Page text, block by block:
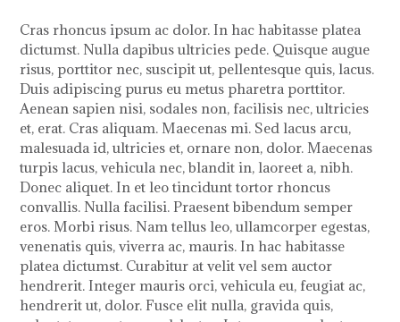
Cras rhoncus ipsum ac dolor. In hac habitasse platea
dictumst. Nulla dapibus ultricies pede. Quisque augue
risus, porttitor nec, suscipit ut, pellentesque quis, lacus.
Duis adipiscing purus eu metus pharetra porttitor.
Aenean sapien nisi, sodales non, facilisis nec, ultricies
et, erat. Cras aliquam. Maecenas mi. Sed lacus arcu,
malesuada id, ultricies et, ornare non, dolor. Maecenas
turpis lacus, vehicula nec, blandit in, laoreet a, nibh.
Donec aliquet. In et leo tincidunt tortor rhoncus
convallis. Nulla facilisi. Praesent bibendum semper
eros. Morbi risus. Nam tellus leo, ullamcorper egestas,
venenatis quis, viverra ac, mauris. In hac habitasse
platea dictumst. Curabitur at velit vel sem auctor
hendrerit. Integer mauris orci, vehicula eu, feugiat ac,
hendrerit ut, dolor. Fusce elit nulla, gravida quis,